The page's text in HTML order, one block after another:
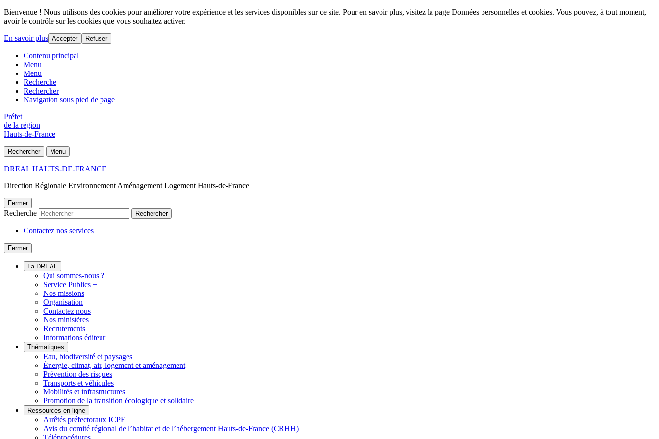
Bienvenue ! Nous utilisons des cookies pour améliorer votre expérience et les services disponibles sur ce site. Pour en savoir plus, visitez la page Données personnelles et cookies. Vous pouvez, à tout moment,
avoir le contrôle sur les cookies que vous souhaitez activer.
En savoir plus Accepter Refuser
Contenu principal
Menu
Menu
Recherche
Rechercher
Navigation sous pied de page
Préfet
de la région
Hauts-de-France
Rechercher Menu
DREAL HAUTS-DE-FRANCE
Direction Régionale Environnement Aménagement Logement Hauts-de-France
Fermer
Recherche Rechercher
Contactez nos services
Fermer
La DREAL
Qui sommes-nous ?
Service Publics +
Nos missions
Organisation
Contactez nous
Nos ministères
Recrutements
Informations éditeur
Thématiques
Eau, biodiversité et paysages
Énergie, climat, air, logement et aménagement
Prévention des risques
Transports et véhicules
Mobilités et infrastructures
Promotion de la transition écologique et solidaire
Ressources en ligne
Arrêtés préfectoraux ICPE
Avis du comité régional de l’habitat et de l’hébergement Hauts-de-France (CRHH)
Téléprocédures